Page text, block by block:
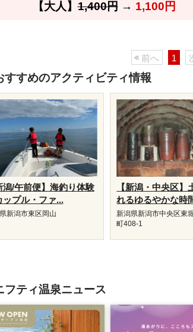
【大人】1,400円→ 1,100円
前へ 1
すすめのアクティビティ情報
潟/午前便】海釣り体験
ップル・ファ...
新潟市東区岡山
【新潟・中央区】
れるゆるやかな時
新潟県新潟市中央区東
町408-1
フティ温泉ニュース